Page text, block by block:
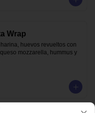
Wrap
huevos revueltos con
mozzarella, hummus y